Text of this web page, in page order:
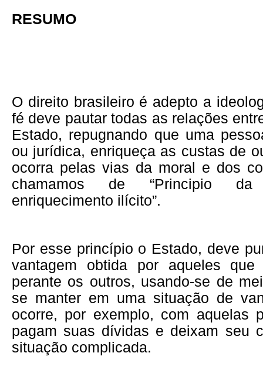
RESUMO
O direito brasileiro é adepto a
fé deve pautar todas as relações
Estado, repugnando que uma
ou jurídica, enriqueça as custas de
ocorra pelas vias da moral e dos
chamamos de “Principio
enriquecimento ilícito”.
Por esse princípio o Estado, deve
vantagem obtida por aqueles
perante os outros, usando-se de
se manter em uma situação de
ocorre, por exemplo, com aquelas
pagam suas dívidas e deixam seu
situação complicada.